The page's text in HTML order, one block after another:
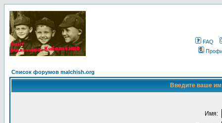
FAQ
Список форумов malchish.org
Введите ваше
Имя: